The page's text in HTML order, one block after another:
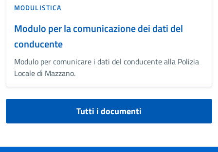
MODULISTICA
Modulo per la comunicazione dei dati del
conducente
Modulo per comunicare i dati del conducente alla Polizia
Locale di Mazzano.
Tutti i documenti